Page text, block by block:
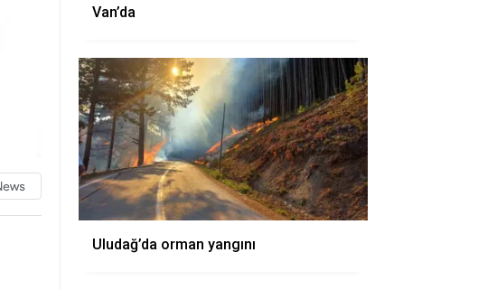
Van’da
Uludağ’da orman yangını